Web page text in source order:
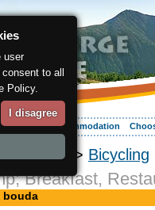
vacation Accommodation
Activities > Bicycling
Breakfast,
bouda
user
to all
Policy.
I disagree